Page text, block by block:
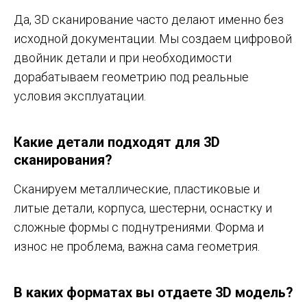
Да, 3D сканирование часто делают именно без
исходной документации. Мы создаем цифровой
двойник детали и при необходимости
дорабатываем геометрию под реальные
условия эксплуатации.
Какие детали подходят для 3D
сканирования?
Сканируем металлические, пластиковые и
литые детали, корпуса, шестерни, оснастку и
сложные формы с поднутрениями. Форма и
износ не проблема, важна сама геометрия.
В каких форматах вы отдаете 3D модель?